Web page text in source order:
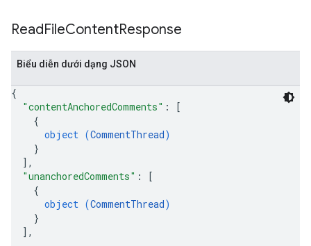
ReadFileContentResponse
Biểu diễn dưới dạng JSON
{
"contentAnchoredComments" :
[
{
object (CommentThread)
}
] ,
"unanchoredComments" :
[
{
object (CommentThread)
}
] ,